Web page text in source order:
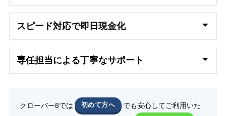
スピード対応で即日 現金化
専任担当による丁寧なサポート
クローバー8では 初めて方へ
でも安心してご利用いた